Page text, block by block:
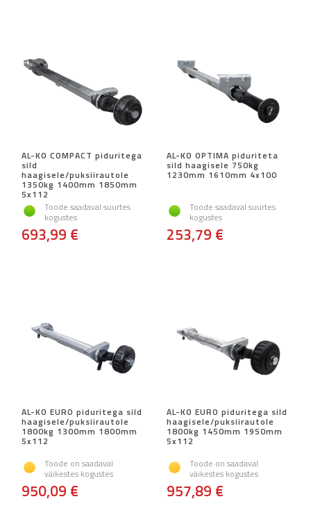
AL-KO COMPACT piduritega
sild
haagisele/puksiirautole
1350kg 1400mm 1850mm
5x112
Toode saadaval suurtes
kogustes
693,99 €
AL-KO OPTIMA piduriteta
sild haagisele 750kg
1230mm 1610mm 4x100
Toode saadaval suurtes
kogustes
253,79 €
AL-KO EURO piduritega sild
haagisele/puksiirautole
1800kg 1300mm 1800mm
5x112
Toode on saadaval
väikestes kogustes
950,09 €
AL-KO EURO piduritega sild
haagisele/puksiirautole
1800kg 1450mm 1950mm
5x112
Toode on saadaval
väikestes kogustes
957,89 €